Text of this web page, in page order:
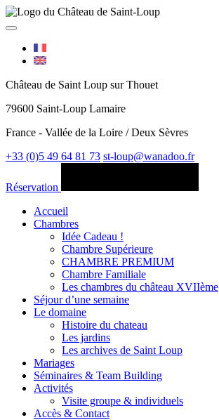
Château de Saint Loup sur Thouet
79600 Saint-Loup Lamaire
France - Vallée de la Loire / Deux Sèvres
+33 (0)5 49 64 81 73 st-loup@wanadoo.fr
Réservation
Accueil
Chambres
Idée Cadeau !
Chambre Supérieure
CHAMBRE PREMIUM
Chambre Familiale
Les chambres du château XVIIème
Séjour d’une semaine
Le domaine
Histoire du chateau
Les jardins
Les archives de Saint Loup
Mariages
Séminaires & Team Building
Activités
Visite groupe & individuels
Accès & Contact